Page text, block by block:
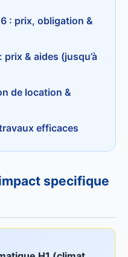
: prix, obligation &
& aides (jusqu’à
de location &
efficaces
specifique